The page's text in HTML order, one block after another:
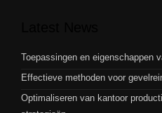
Toepassingen en eigenschappen
Effectieve methoden voor
Optimaliseren van kantoor